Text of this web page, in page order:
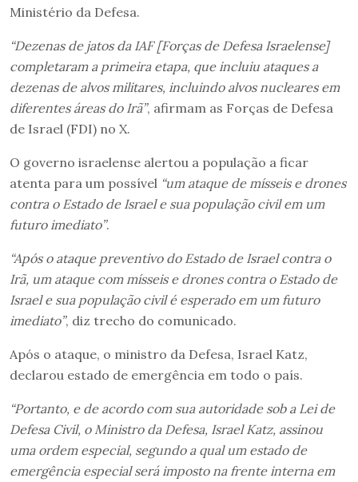
Ministério da Defesa.
“Dezenas de jatos da IAF [Forças de Defesa Israelense]
completaram a primeira etapa, que incluiu ataques a
dezenas de alvos militares, incluindo alvos nucleares em
diferentes áreas do Irã”, afirmam as Forças de Defesa
de Israel (FDI) no X.
O governo israelense alertou a população a ficar
atenta para um possível “um ataque de mísseis e drones
contra o Estado de Israel e sua população civil em um
futuro imediato”.
“Após o ataque preventivo do Estado de Israel contra o
Irã, um ataque com mísseis e drones contra o Estado de
Israel e sua população civil é esperado em um futuro
imediato”, diz trecho do comunicado.
Após o ataque, o ministro da Defesa, Israel Katz,
declarou estado de emergência em todo o país.
“Portanto, e de acordo com sua autoridade sob a Lei de
Defesa Civil, o Ministro da Defesa, Israel Katz, assinou
uma ordem especial, segundo a qual um estado de
emergência especial será imposto na frente interna em